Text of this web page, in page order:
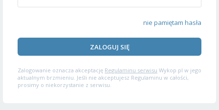
nie pamiętam hasła
ZALOGUJ SIĘ
Zalogowanie oznacza akceptację Regulaminu serwisu Wykop.pl w jego
aktualnym brzmieniu. Jeśli nie akceptujesz Regulaminu w całości,
prosimy o niekorzystanie z serwisu.